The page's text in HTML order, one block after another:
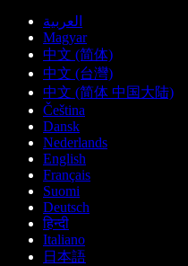
العربية
Magyar
中文 (简体)
中文 (台灣)
中文 (简体 中国大陆)
Čeština
Dansk
Nederlands
English
Français
Suomi
Deutsch
हिन्दी
Italiano
日本語